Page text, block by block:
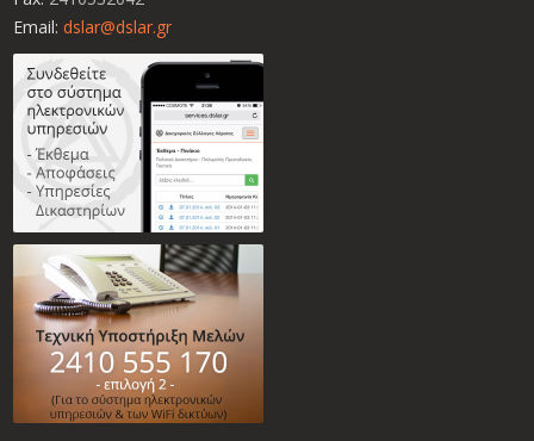
Email: dslar@dslar.gr